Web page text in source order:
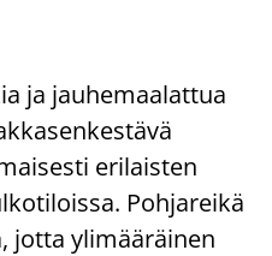
ja jauhemaalattua
erilaisten
Pohjareikä
jotta ylimääräinen